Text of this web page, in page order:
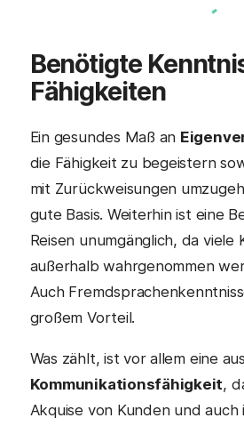
Benötigte
Fähigkeiten
Ein gesundes Maß an
die Fähigkeit zu begeistern
mit Zurückweisungen
gute Basis. Weiterhin ist eine
Reisen unumgänglich, da viele
außerhalb wahrgenommen
Auch
großem Vorteil.
Was zählt, ist vor allem eine
Kommunikationsfähigkeit,
Akquise von Kunden und auch